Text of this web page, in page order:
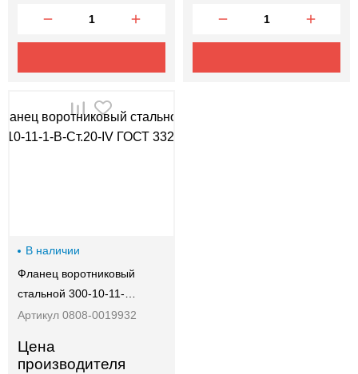
В наличии
Фланец воротниковый
стальной 300-10-11-…
Артикул 0808-0019932
Цена
производителя